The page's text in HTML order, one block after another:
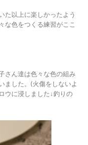
以上に楽しかったよう
な色をつくる練習がここ
さん達は色々な色の組み
ました。(火傷をしないよ
ウに浸しました↓釣りの